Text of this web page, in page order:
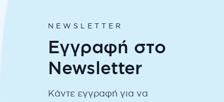
NEWSLETTER
Εγγραφή στο
Newsletter
Κάντε εγγραφή για να